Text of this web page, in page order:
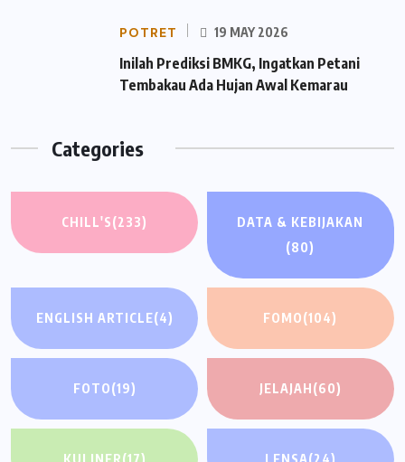
POTRET 19 MAY 2026
Inilah Prediksi BMKG, Ingatkan Petani
Tembakau Ada Hujan Awal Kemarau
Categories
CHILL'S(233)
DATA & KEBIJAKAN
(80)
ENGLISH ARTICLE(4) FOMO(104)
FOTO(19) JELAJAH(60)
KULINER(17) LENSA(24)